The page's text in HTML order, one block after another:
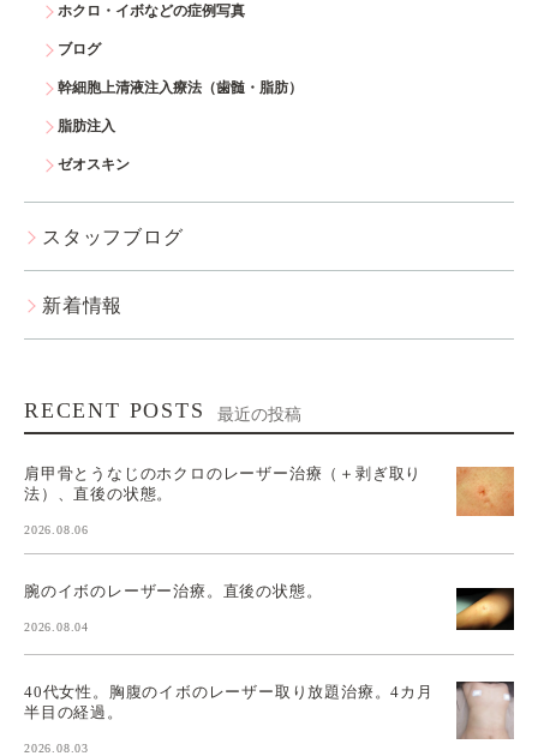
ホクロ・イボなどの症例写真
ブログ
幹細胞上清液注入療法（歯髄・脂肪）
脂肪注入
ゼオスキン
スタッフブログ
新着情報
RECENT POSTS 最近の投稿
肩甲骨とうなじのホクロのレーザー治療（＋剥ぎ取り
法）、直後の状態。
2026.08.06
腕のイボのレーザー治療。直後の状態。
2026.08.04
40代女性。胸腹のイボのレーザー取り放題治療。4カ月
半目の経過。
2026.08.03